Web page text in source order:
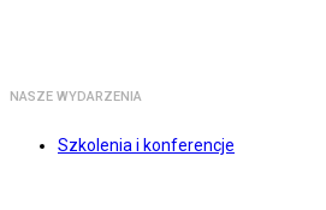
NASZE WYDARZENIA
Szkolenia i konferencje